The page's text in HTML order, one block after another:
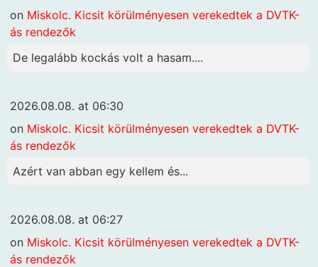
on Miskolc. Kicsit körülményesen verekedtek a DVTK-
ás rendezők
De legalább kockás volt a hasam....
2026.08.08. at 06:30
on Miskolc. Kicsit körülményesen verekedtek a DVTK-
ás rendezők
Azért van abban egy kellem és...
2026.08.08. at 06:27
on Miskolc. Kicsit körülményesen verekedtek a DVTK-
ás rendezők